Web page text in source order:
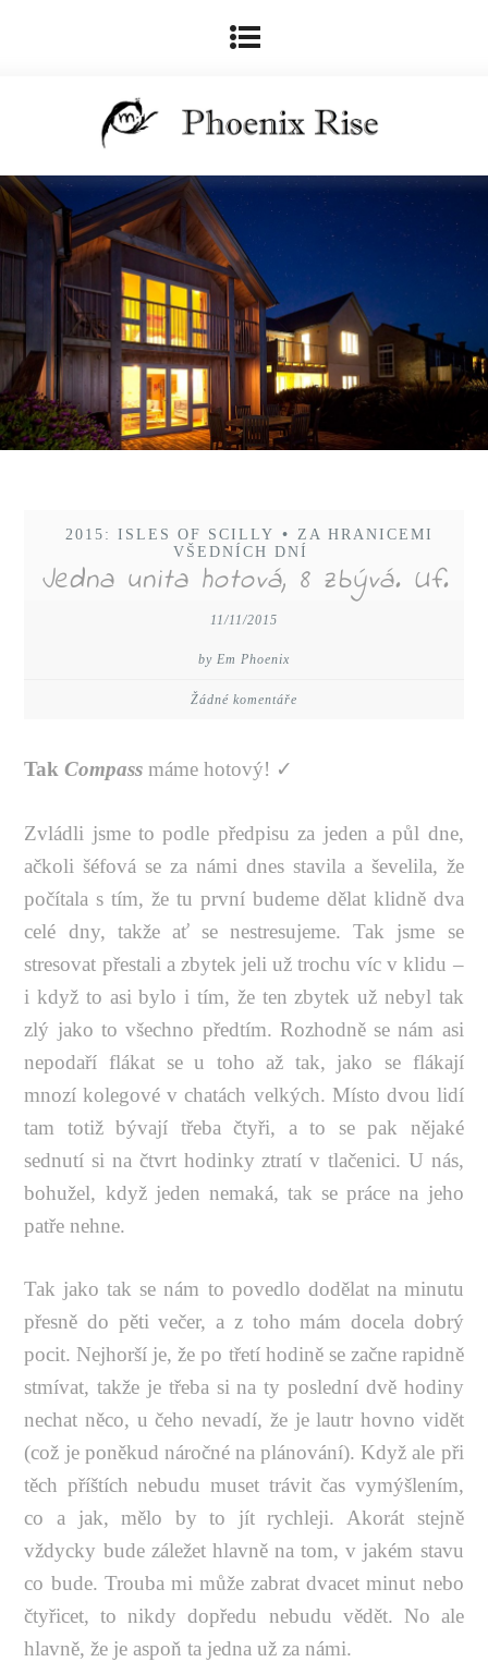
2015: ISLES OF SCILLY •
ZA HRANICEMI
VŠEDNÍCH DNÍ
Jedna unita hotová, 8 zbývá. Uf.
11/11/2015
by Em Phoenix
Žádné komentáře
Tak Compass máme hotový! ✓
Zvládli jsme to podle předpisu za jeden a půl dne,
ačkoli šéfová se za námi dnes stavila a ševelila, že
počítala s tím, že tu první budeme dělat klidně dva
celé dny, takže ať se nestresujeme. Tak jsme se
stresovat přestali a zbytek jeli už trochu víc v klidu –
i když to asi bylo i tím, že ten zbytek už nebyl tak
zlý jako to všechno předtím. Rozhodně se nám asi
nepodaří flákat se u toho až tak, jako se flákají
mnozí kolegové v chatách velkých. Místo dvou lidí
tam totiž bývají třeba čtyři, a to se pak nějaké
sednutí si na čtvrt hodinky ztratí v tlačenici. U nás,
bohužel, když jeden nemaká, tak se práce na jeho
patře nehne.
Tak jako tak se nám to povedlo dodělat na minutu
přesně do pěti večer, a z toho mám docela dobrý
pocit. Nejhorší je, že po třetí hodině se začne rapidně
stmívat, takže je třeba si na ty poslední dvě hodiny
nechat něco, u čeho nevadí, že je lautr hovno vidět
(což je poněkud náročné na plánování). Když ale při
těch příštích nebudu muset trávit čas vymýšlením,
co a jak, mělo by to jít rychleji. Akorát stejně
vždycky bude záležet hlavně na tom, v jakém stavu
co bude. Trouba mi může zabrat dvacet minut nebo
čtyřicet, to nikdy dopředu nebudu vědět. No ale
hlavně, že je aspoň ta jedna už za námi.